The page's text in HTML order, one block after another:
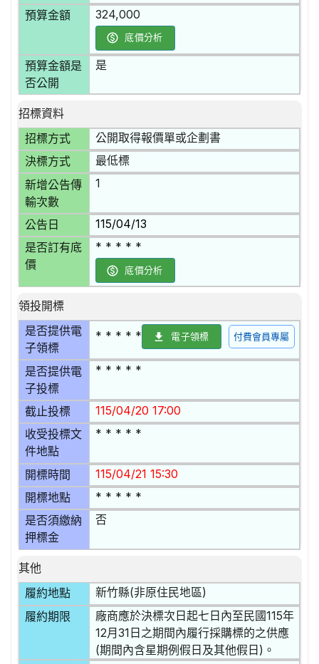
預算金額 324,000
底價分析
預算金額是
否公開
是
招標資料
招標方式
公開取得報價單或企劃書
決標方式 最低標
新增公告傳
輸次數
1
公告日 115/04/13
是否訂有底
價
* * * * *
底價分析
領投開標
是否提供電
子領標
* * * * * 電子領標 付費會員專屬
是否提供電
子投標
* * * * *
截止投標 115/04/20 17:00
收受投標文
件地點
* * * * *
開標時間 115/04/21 15:30
開標地點 * * * * *
是否須繳納
押標金
否
其他
履約地點
新竹縣(非原住民地區)
履約期限
廠商應於決標次日起七日內至民國115年
12月31日之期間內履行採購標的之供應
(期間內含星期例假日及其他假日)。